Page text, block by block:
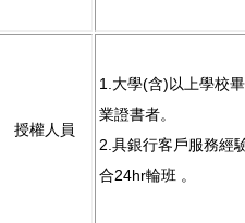
授權人員
1.大學(含)以上學校
業證書者。
2.具銀行客戶服務經
合24hr輪班 。